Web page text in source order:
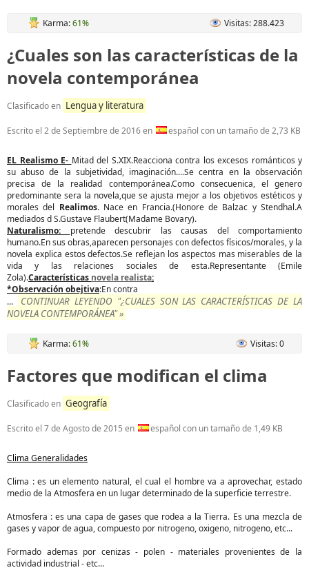
Karma:61% Visitas: 288.423
¿Cuales son las características de la
novela contemporánea
Clasificado en Lengua y literatura
Escrito el 2 de Septiembre de 2016en español con un tamaño de 2,73 KB
EL Realismo E- Mitad del S.XIX.Reacciona contra los excesos románticos y
su abuso de la subjetividad, imaginación....Se centra en la observación
precisa de la realidad contemporánea.Como consecuenica, el genero
predominante sera la novela,que se ajusta mejor a los objetivos estéticos y
morales del Realimos. Nace en Francia.(Honore de Balzac y Stendhal.A
mediados d S.Gustave Flaubert(Madame Bovary).
Naturalismo: pretende descubrir las causas del comportamiento
humano.En sus obras,aparecen personajes con defectos físicos/morales, y la
novela explica estos defectos.Se reflejan los aspectos mas miserables de la
vida y las relaciones sociales de esta.Representante (Emile
Zola).Características novela realista:
*Observación obejtiva:En contra
...
CONTINUAR LEYENDO "¿CUALES SON LAS CARACTERÍSTICAS DE LA
NOVELA CONTEMPORÁNEA" »
Karma:61% Visitas: 0
Factores que modifican el clima
Clasificado en Geografía
Escrito el 7 de Agosto de 2015 en español con un tamaño de 1,49 KB
Clima Generalidades
Clima : es un elemento natural, el cual el hombre va a aprovechar, estado
medio de la Atmosfera en un lugar determinado de la superficie terrestre.
Atmosfera : es una capa de gases que rodea a la Tierra. Es una mezcla de
gases y vapor de agua, compuesto por nitrogeno, oxigeno, nitrogeno, etc...
Formado ademas por cenizas - polen - materiales provenientes de la
actividad industrial - etc...